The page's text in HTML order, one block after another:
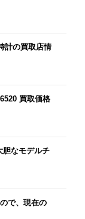
計の買取店情
買取価格
胆なモデルチ
で、現在の